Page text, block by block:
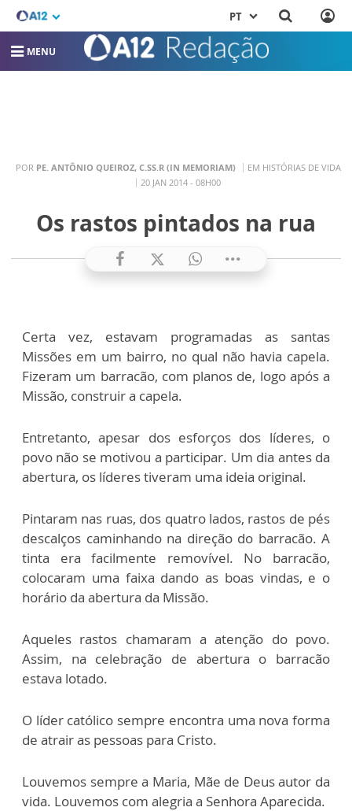
PT
MENU
POR PE. ANTÔNIO QUEIROZ, C.SS.R (IN MEMORIAM)
EM HISTÓRIAS DE VIDA
20 JAN 2014 - 08H00
Os rastos pintados na rua
Certa vez, estavam programadas as santas
Missões em um bairro, no qual não havia capela.
Fizeram um barracão, com planos de, logo após a
Missão, construir a capela.
Entretanto, apesar dos esforços dos líderes, o
povo não se motivou a participar. Um dia antes da
abertura, os líderes tiveram uma ideia original.
Pintaram nas ruas, dos quatro lados, rastos de pés
descalços caminhando na direção do barracão. A
tinta era facilmente removível. No barracão,
colocaram uma faixa dando as boas vindas, e o
horário da abertura da Missão.
Aqueles rastos chamaram a atenção do povo.
Assim, na celebração de abertura o barracão
estava lotado.
O líder católico sempre encontra uma nova forma
de atrair as pessoas para Cristo.
Louvemos sempre a Maria, Mãe de Deus autor da
vida. Louvemos com alegria a Senhora Aparecida.